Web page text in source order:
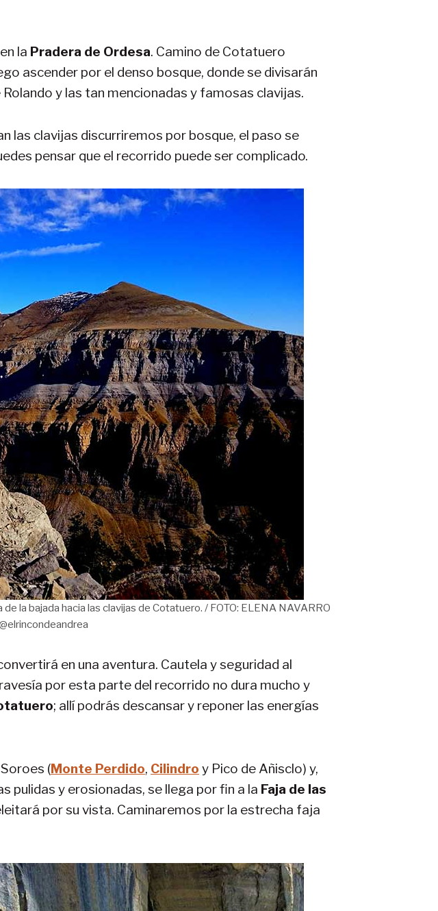
la Pradera de Ordesa. Camino de Cotatuero
ascender por el denso bosque, donde se divisarán
y las tan mencionadas y famosas clavijas.
las clavijas discurriremos por bosque, el paso se
pensar que el recorrido puede ser complicado.
la bajada hacia las clavijas de Cotatuero. / FOTO: ELENA NAVARRO
en una aventura. Cautela y seguridad al
por esta parte del recorrido no dura mucho y
; allí podrás descansar y reponer las energías
(Monte Perdido, Cilindro y Pico de Añisclo) y,
pulidas y erosionadas, se llega por fin a la Faja de las
por su vista. Caminaremos por la estrecha faja